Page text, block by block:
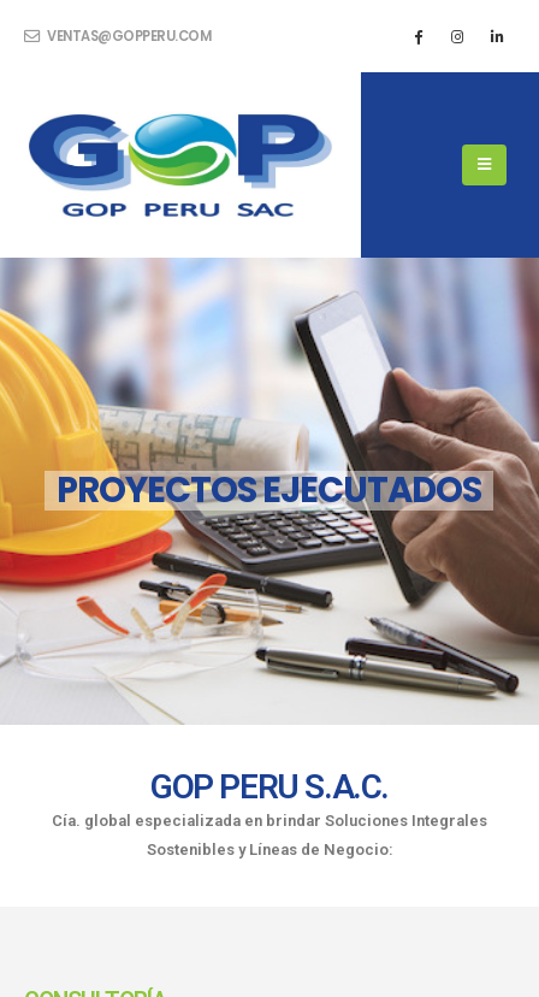
VENTAS@GOPPERU.COM
RELIABLE CONSTRUC T ON SE VI E
PROYECTOS EJECUTADOS
GOP PERU S.A.C.
Cía. global especializada en brindar Soluciones Integrales
Sostenibles y Líneas de Negocio: